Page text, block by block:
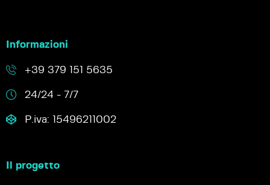
Informazioni
+39 379 151 5635
24/24 - 7/7
P.iva: 15496211002
Il progetto